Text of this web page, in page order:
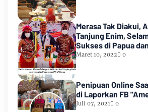
Merasa Tak Diakui,
Tanjung Enim,
Sukses di Papua
Miliarder
Maret 10, 2022 0
Penipuan Online
di Laporkan FB
Juli 07, 2021 0